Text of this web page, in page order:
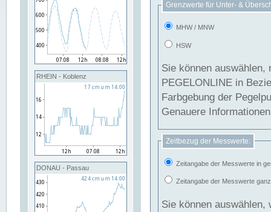
RHEIN - Koblenz
DONAU - Passau
Grenzwerte für Unter- &
MHW / MNW
HSW
Sie können
PEGELONLINE in Beziehung
Farbgebung der
Genauere
Zeitbezug der Messwerte:
Zeitangabe der Messwerte in
Zeitangabe der Messwerte
Sie können auswählen,